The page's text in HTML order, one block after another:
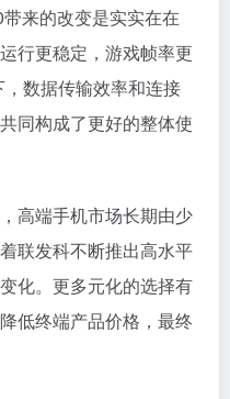
来的改变是实实在在
行更稳定，游戏帧率更
数据传输效率和连接
同构成了更好的整体使
高端手机市场长期由少
联发科不断推出高水平
化。更多元化的选择有
低终端产品价格，最终